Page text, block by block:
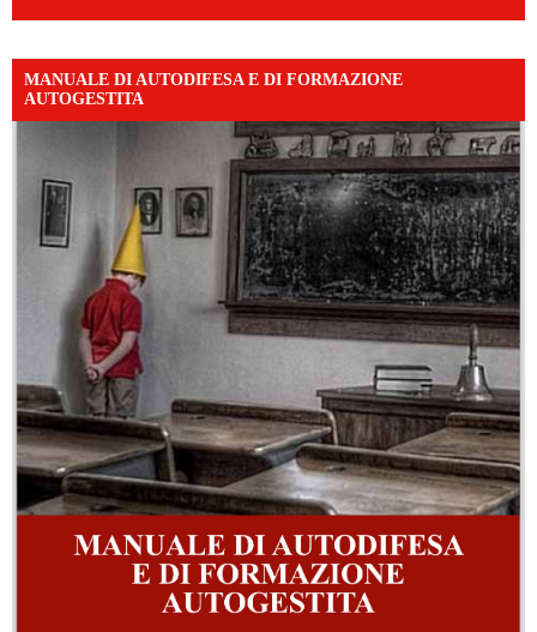
MANUALE DI AUTODIFESA E DI FORMAZIONE
AUTOGESTITA